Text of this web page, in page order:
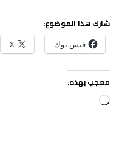
شارك هذا الموضوع:
فيس بوك X
معجب بهذه:
جاري